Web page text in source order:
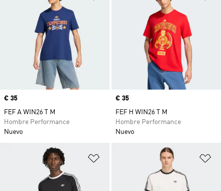
Precio
€ 35
FEF A WIN26 T M
Hombre Performance
Nuevo
Precio
€ 35
FEF H WIN26 T M
Hombre Performance
Nuevo
Añadir a la lista de deseos